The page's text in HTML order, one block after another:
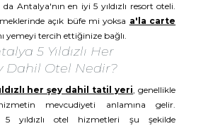
Antalya'nın en iyi 5 yıldızlı resort oteli.
açık büfe mi yoksa a'la carte
yemeyi tercih ettiğinize bağlı.
5 Yıldızlı Her
Dahil Otel Nedir?
her şey dahil tatil yeri, genellikle
mevcudiyeti anlamına gelir.
yıldızlı otel hizmetleri şu şekilde